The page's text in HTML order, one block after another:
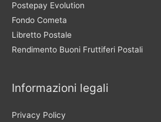
Postepay Evolution
Fondo Cometa
Libretto Postale
Rendimento Buoni Fruttiferi Postali
Informazioni legali
Privacy Policy